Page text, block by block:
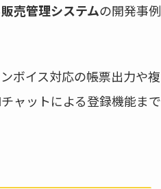
売管理システムの開発事例
ボイス対応の帳票出力や複
ャットによる登録機能まで